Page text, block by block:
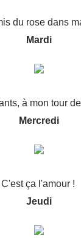
du rose dans
Mardi
à mon tour
Mercredi
C'est ça l'amour !
Jeudi